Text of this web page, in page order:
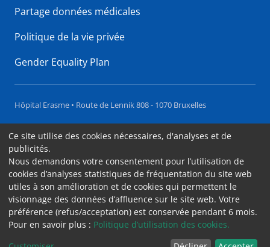
Partage données médicales
Politique de la vie privée
Gender Equality Plan
Hôpital Erasme • Route de Lennik 808 - 1070 Bruxelles
Accessibilité
Contact
Cookies
Mentions légales
Ce site utilise des cookies nécessaires, d'analyses et de
publicités.
Nous demandons votre consentement pour l’utilisation de
cookies d’analyses statistiques de fréquentation du site web
utiles à son amélioration et de cookies qui permettent le
visionnage des données d’affluence sur le site web. Votre
préférence (refus/acceptation) est conservée pendant 6 mois.
Pour en savoir plus : Politique d’utilisation des cookies.